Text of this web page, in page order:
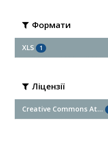
Формати
XLS 1
Ліцензії
Creative Commons At...